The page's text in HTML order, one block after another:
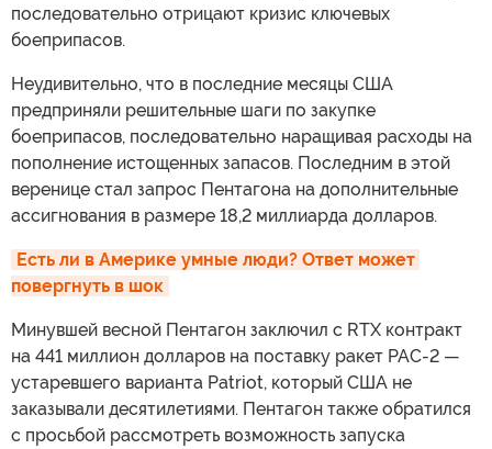
последовательно отрицают кризис ключевых
боеприпасов.
Неудивительно, что в последние месяцы США
предприняли решительные шаги по закупке
боеприпасов, последовательно наращивая расходы на
пополнение истощенных запасов. Последним в этой
веренице стал запрос Пентагона на дополнительные
ассигнования в размере 18,2 миллиарда долларов.
Есть ли в Америке умные люди? Ответ может
повергнуть в шок
Минувшей весной Пентагон заключил с RTX контракт
на 441 миллион долларов на поставку ракет PAC-2 —
устаревшего варианта Patriot, который США не
заказывали десятилетиями. Пентагон также обратился
с просьбой рассмотреть возможность запуска